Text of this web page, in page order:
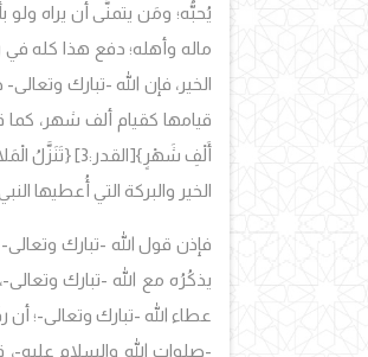
يُحبُّه؛ ومَن يتمنَّى أن يراه
ماله وأهله؛ دفع هذا كله في
الخير، فإن الله -تبارك
قيامها كقيام ألف شهر،
أَلْفِ شَهْرٍ}[القدر:3] {تَنَزَّلُ
الخير والبركة التي أُعطيها
فإذن قول الله -تبارك
يذكُرُه مع الله -تبارك
عطاء الله -تبارك وتعالى-؛ أن
-صلوات الله والسلام